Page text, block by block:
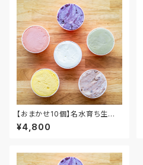
【おまかせ10個】名水育ち生乳
ジェラート10個セット
¥4,800